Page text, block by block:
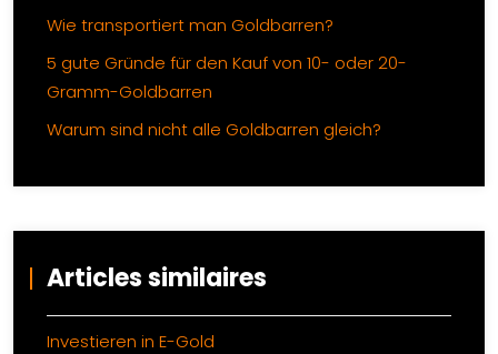
Wie transportiert man Goldbarren?
5 gute Gründe für den Kauf von 10- oder 20-
Gramm-Goldbarren
Warum sind nicht alle Goldbarren gleich?
Articles similaires
Investieren in E-Gold